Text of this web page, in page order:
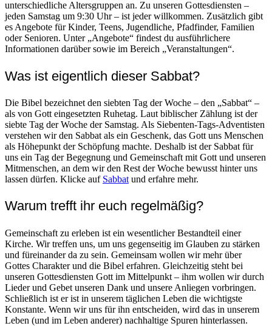
unterschiedliche Altersgruppen an. Zu unseren Gottesdiensten –
jeden Samstag um 9:30 Uhr – ist jeder willkommen. Zusätzlich gibt
es Angebote für Kinder, Teens, Jugendliche, Pfadfinder, Familien
oder Senioren. Unter „Angebote“ findest du ausführlichere
Informationen darüber sowie im Bereich „Veranstaltungen“.
Was ist eigentlich dieser Sabbat?
Die Bibel bezeichnet den siebten Tag der Woche – den „Sabbat“ –
als von Gott eingesetzten Ruhetag. Laut biblischer Zählung ist der
siebte Tag der Woche der Samstag. Als Siebenten-Tags-Adventisten
verstehen wir den Sabbat als ein Geschenk, das Gott uns Menschen
als Höhepunkt der Schöpfung machte. Deshalb ist der Sabbat für
uns ein Tag der Begegnung und Gemeinschaft mit Gott und unseren
Mitmenschen, an dem wir den Rest der Woche bewusst hinter uns
lassen dürfen. Klicke auf Sabbat und erfahre mehr.
Warum trefft ihr euch regelmäßig?
Gemeinschaft zu erleben ist ein wesentlicher Bestandteil einer
Kirche. Wir treffen uns, um uns gegenseitig im Glauben zu stärken
und füreinander da zu sein. Gemeinsam wollen wir mehr über
Gottes Charakter und die Bibel erfahren. Gleichzeitig steht bei
unseren Gottesdiensten Gott im Mittelpunkt – ihm wollen wir durch
Lieder und Gebet unseren Dank und unsere Anliegen vorbringen.
Schließlich ist er ist in unserem täglichen Leben die wichtigste
Konstante. Wenn wir uns für ihn entscheiden, wird das in unserem
Leben (und im Leben anderer) nachhaltige Spuren hinterlassen.